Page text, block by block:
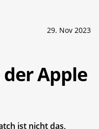
29. Nov 2023
Apple
ist nicht das,